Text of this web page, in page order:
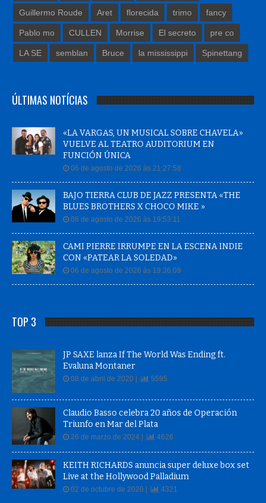
Guillermo Roude Aret florecida trimo fancy
Pablo mo CULLEN Morrise El secreto pre co
LA SE semblan Bruce la mississippi Spinettang
ÚLTIMAS NOTÍCIAS
«LA VARGAS, UN MUSICAL SOBRE CHAVELA»
VUELVE AL TEATRO AUDITORIUM EN
FUNCIÓN ÚNICA
06 de agosto de 2026 às 21:27:58
BAJO TIERRA CLUB DE JAZZ PRESENTA «THE
BLUES BROTHERS X CHOCO MIKE »
06 de agosto de 2026 às 19:53:11
CAMI PIERRE IRRUMPE EN LA ESCENA INDIE
CON «PATEAR LA SOLEDAD»
06 de agosto de 2026 às 19:36:09
TOP 3
JP SAXE lanza If The World Was Ending ft.
Evaluna Montaner
08 de abril de 2020 | 5595
Claudio Basso celebra 20 años de Operación
Triunfo en Mar del Plata
26 de marzo de 2024 | 4626
KEITH RICHARDS anuncia super deluxe box set
Live at the Hollywood Palladium
02 de octubre de 2020 | 4321